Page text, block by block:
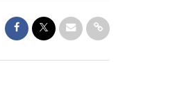
Share on Facebook
Share on Twitter
Share via Mail
Share via link